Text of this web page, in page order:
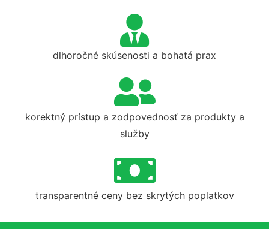
dlhoročné skúsenosti a bohatá prax
korektný prístup a zodpovednosť za produkty a
služby
transparentné ceny bez skrytých poplatkov